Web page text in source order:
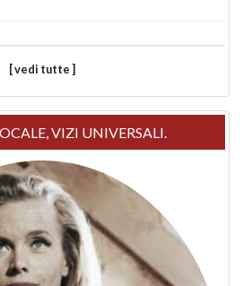
[ vedi tutte ]
VIZI UNIVERSALI.